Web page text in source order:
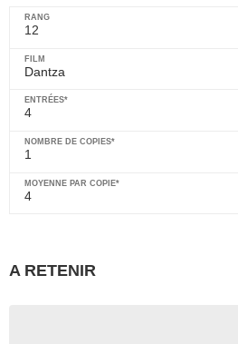
12
Dantza
4
1
4
A RETENIR